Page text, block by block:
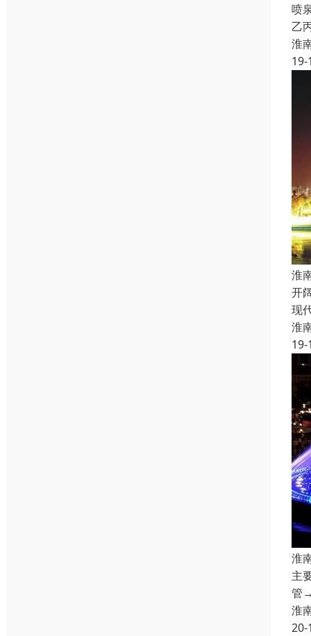
喷
乙
淮
19-
淮
开
现
淮
19-
淮
主
管
淮
20-